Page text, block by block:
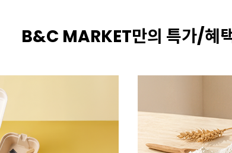
B&C MARKET만의 특가/혜